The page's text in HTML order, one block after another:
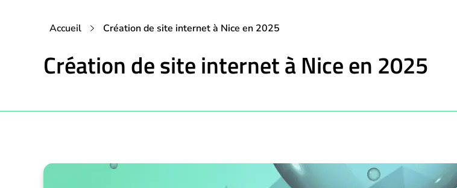
Accueil Création de site internet à Nice en 2025
Création de site internet à Nice en 2025